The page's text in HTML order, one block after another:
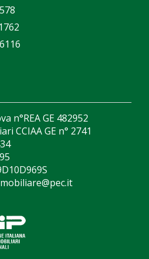
n°REA GE 482952
CCIAA GE n° 2741